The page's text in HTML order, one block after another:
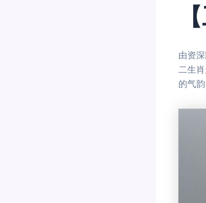
由资
二生
的气